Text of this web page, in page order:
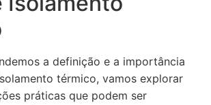
a definição e a importância
térmico, vamos explorar
práticas que podem ser